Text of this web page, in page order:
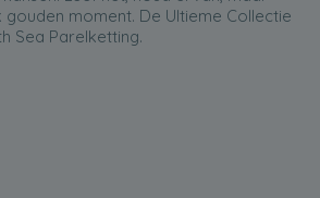
moment. De Ultieme Collectie
Sea Parelketting.